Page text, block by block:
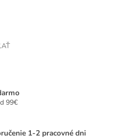
99€
1-2 pracovné dni